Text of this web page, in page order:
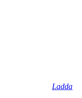
Ladda